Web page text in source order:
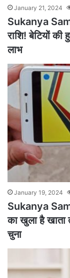
January 21, 2024
Sukanya
राशि! बेटियों
लाभ
January 19, 2024
Sukanya
का खुला है खाता
चुना